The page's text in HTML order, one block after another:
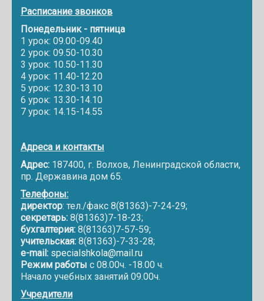
Расписание звонков
Понедельник - пятница
1 урок: 09.00-09.40
2 урок: 09.50-10.30
3 урок: 10.50-11.30
4 урок: 11.40-12.20
5 урок: 12.30-13.10
6 урок: 13.30-14.10
7 урок: 14.15-14.55
Адреса и контакты
Адрес: 187400, г. Волхов, Ленинградской области,
пр. Державина дом 65.
Телефоны:
директор: тел./факс 8(81363)-7-24-29;
секретарь: 8(81363)7-18-23;
бухгалтерия: 8(81363)7-57-59;
учительская: 8(81363)-7-33-28;
e-mail: specialshkola@mail.ru
Режим работы с 08.00ч. -18.00 ч.
Начало учебных занятий 09.00ч.
Учредители